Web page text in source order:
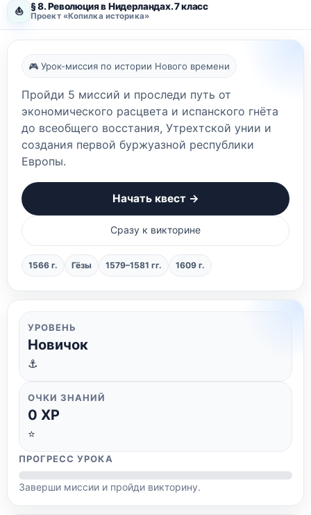
⛵ § 8. Революция в Нидерландах. 7 класс
Проект «Копилка историка»
🎮 Урок-миссия по истории Нового времени
Пройди 5 миссий и проследи путь от
экономического расцвета и испанского гнёта
до всеобщего восстания, Утрехтской унии и
создания первой буржуазной республики
Европы.
Начать квест →
Сразу к викторине
1566 г. Гёзы 1579–1581 гг. 1609 г.
УРОВЕНЬ
Новичок
⚓
ОЧКИ ЗНАНИЙ
0 XP
⭐
ПРОГРЕСС УРОКА
Заверши миссии и пройди викторину.